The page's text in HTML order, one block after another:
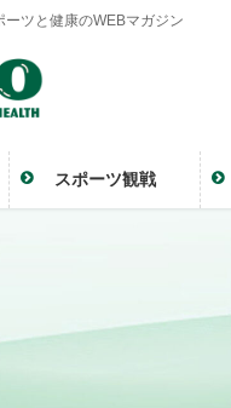
ツと健康のWEBマガジン
スポーツ観戦